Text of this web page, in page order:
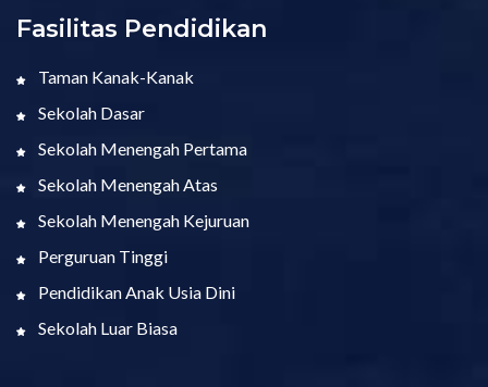
Fasilitas Pendidikan
Taman Kanak-Kanak
Sekolah Dasar
Sekolah Menengah Pertama
Sekolah Menengah Atas
Sekolah Menengah Kejuruan
Perguruan Tinggi
Pendidikan Anak Usia Dini
Sekolah Luar Biasa